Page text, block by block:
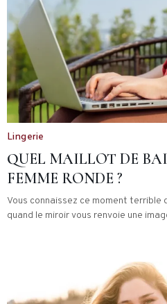
Lingerie
QUEL MAILLOT DE
FEMME RONDE ?
Vous connaissez ce moment terrible
quand le miroir vous renvoie une